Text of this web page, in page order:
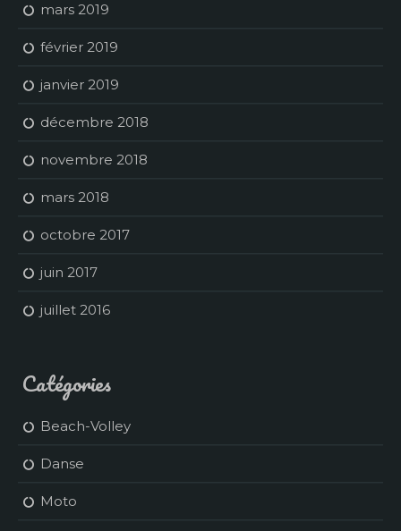
mars 2019
février 2019
janvier 2019
décembre 2018
novembre 2018
mars 2018
octobre 2017
juin 2017
juillet 2016
Catégories
Beach-Volley
Danse
Moto